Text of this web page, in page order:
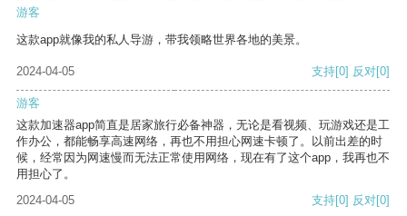
游客
这款app就像我的私人导游，带我领略世界各地的美景。
2024-04-05 支持[0] 反对[0]
游客
这款加速器app简直是居家旅行必备神器，无论是看视频、玩游戏还是工
作办公，都能畅享高速网络，再也不用担心网速卡顿了。以前出差的时
候，经常因为网速慢而无法正常使用网络，现在有了这个app，我再也不
用担心了。
2024-04-05
支持[0] 反对[0]